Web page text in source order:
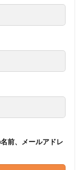
前、メールアドレ